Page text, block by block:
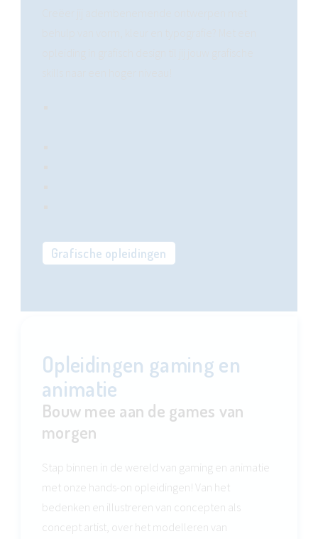
Grafische opleidingen
Opleidingen gaming en
animatie
Bouw mee aan de games van
morgen
Stap binnen in de wereld van gaming en animatie
met onze hands-on opleidingen! Van het
bedenken en illustreren van concepten als
concept artist, over het modelleren van